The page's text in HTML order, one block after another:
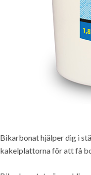
Bikarbonat hjälper dig i
kakelplattorna för att få